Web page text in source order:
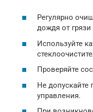
Регулярно
дождя от
Используйте
Проверяйте
Не
управления.